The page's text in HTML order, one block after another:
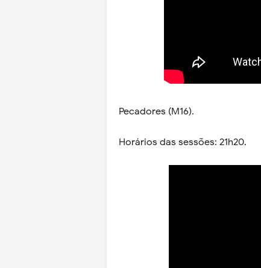
Pecadores (M16).
Horários das sessões: 21h20.